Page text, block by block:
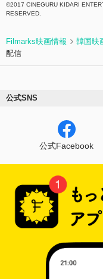
©2017 CINEGURU KIDARI
RESERVED.
Filmarks映画情報 韓国映
配信
公式SNS
公式Facebook